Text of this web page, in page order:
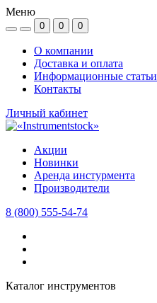
Меню
0 0 0
О компании
Доставка и оплата
Информационные статьи
Контакты
Личный кабинет
Акции
Новинки
Аренда инстурмента
Производители
8 (800) 555-54-74
Каталог инструментов